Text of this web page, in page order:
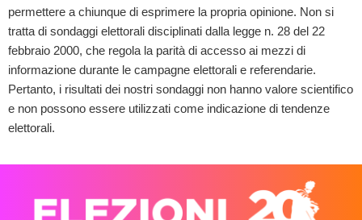
permettere a chiunque di esprimere la propria opinione. Non si
tratta di sondaggi elettorali disciplinati dalla legge n. 28 del 22
febbraio 2000, che regola la parità di accesso ai mezzi di
informazione durante le campagne elettorali e referendarie.
Pertanto, i risultati dei nostri sondaggi non hanno valore scientifico
e non possono essere utilizzati come indicazione di tendenze
elettorali.